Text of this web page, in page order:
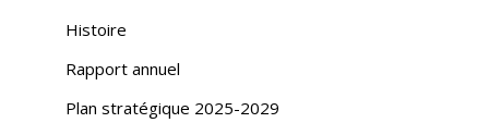
Histoire
Rapport annuel
Plan stratégique 2025-2029